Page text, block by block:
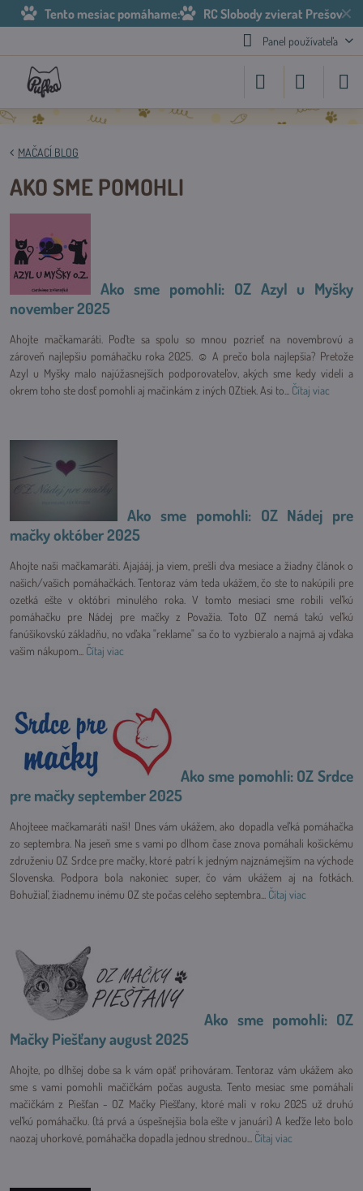
✕
Tento mesiac pomáhame: RC Slobody zvierat Prešov
Panel používateľa
MAČACÍ BLOG
AKO SME POMOHLI
Ako sme pomohli: OZ Azyl u Myšky
november 2025
Ahojte mačkamaráti. Poďte sa spolu so mnou pozrieť na novembrovú a
zároveň najlepšiu pomáhačku roka 2025. ☺ A prečo bola najlepšia? Pretože
Azyl u Myšky malo najúžasnejších podporovateľov, akých sme kedy videli a
okrem toho ste dosť pomohli aj mačinkám z iných OZtiek. Asi to... Čítaj viac
Ako sme pomohli: OZ Nádej pre
mačky október 2025
Ahojte naši mačkamaráti. Ajajááj, ja viem, prešli dva mesiace a žiadny článok o
našich/vašich pomáhačkách. Tentoraz vám teda ukážem, čo ste to nakúpili pre
ozetká ešte v októbri minulého roka. V tomto mesiaci sme robili veľkú
pomáhačku pre Nádej pre mačky z Považia. Toto OZ nemá takú veľkú
fanúšikovskú základňu, no vďaka "reklame" sa čo to vyzbieralo a najmä aj vďaka
vašim nákupom... Čítaj viac
Ako sme pomohli: OZ Srdce
pre mačky september 2025
Ahojteee mačkamaráti naši! Dnes vám ukážem, ako dopadla veľká pomáhačka
zo septembra. Na jeseň sme s vami po dlhom čase znova pomáhali košickému
združeniu OZ Srdce pre mačky, ktoré patrí k jedným najznámejším na východe
Slovenska. Podpora bola nakoniec super, čo vám ukážem aj na fotkách.
Bohužiaľ, žiadnemu inému OZ ste počas celého septembra... Čítaj viac
Ako sme pomohli: OZ
Mačky Piešťany august 2025
Ahojte, po dlhšej dobe sa k vám opäť prihováram. Tentoraz vám ukážem ako
sme s vami pomohli mačičkám počas augusta. Tento mesiac sme pomáhali
mačičkám z Piešťan - OZ Mačky Piešťany, ktoré mali v roku 2025 už druhú
veľkú pomáhačku. (tá prvá a úspešnejšia bola ešte v januári) A keďže leto bolo
naozaj uhorkové, pomáhačka dopadla jednou strednou... Čítaj viac